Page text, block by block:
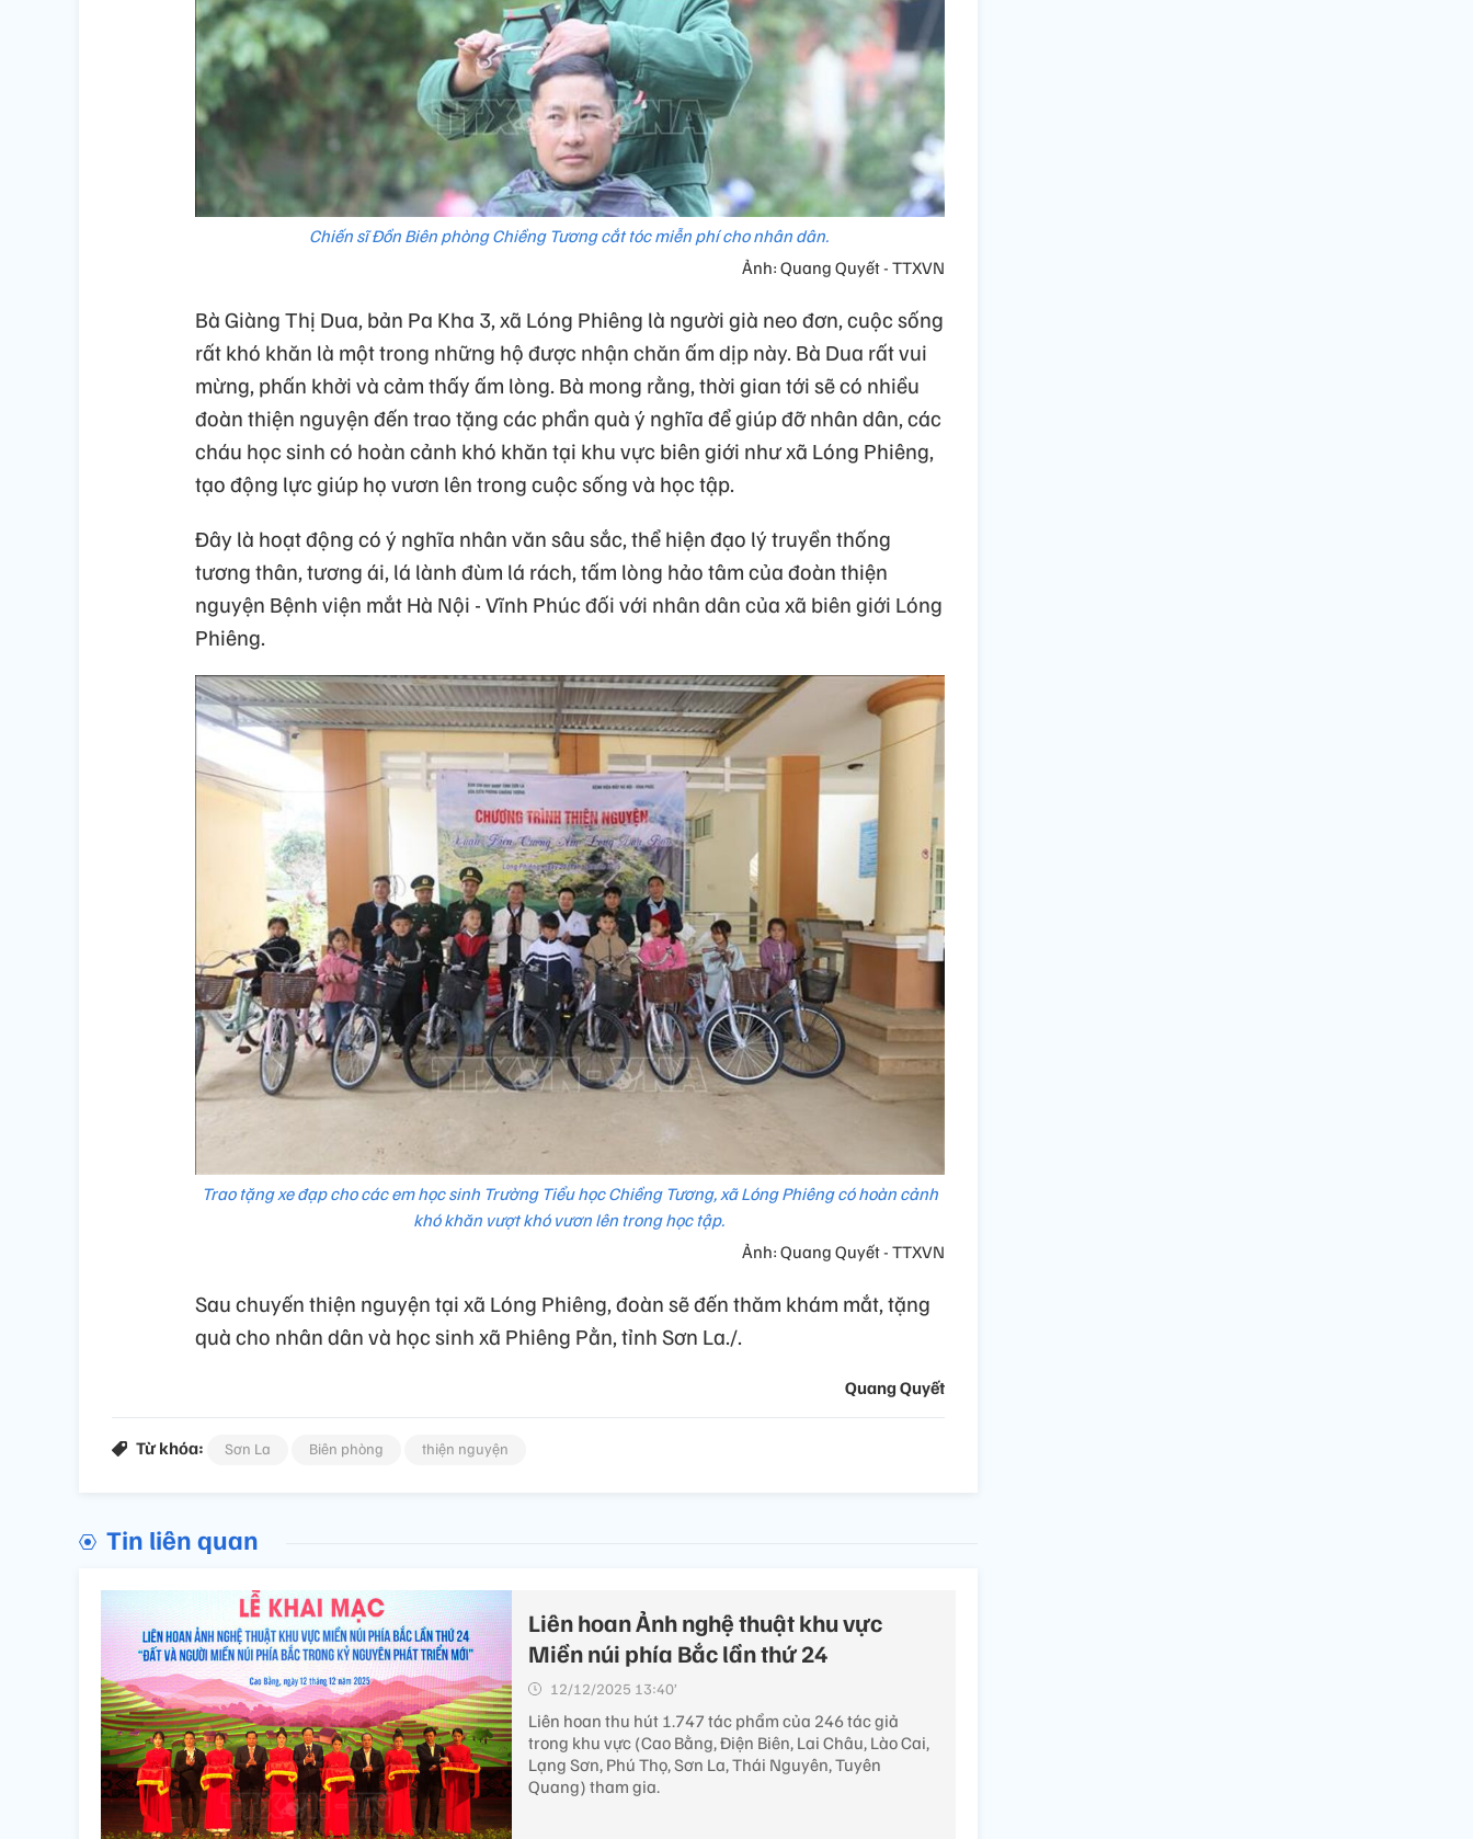
Chiến sĩ Đồn Biên phòng Chiềng Tương cắt tóc miễn phí cho nhân dân.
Ảnh: Quang Quyết - TTXVN
Bà Giàng Thị Dua, bản Pa Kha 3, xã Lóng Phiêng là người già neo đơn, cuộc sống
rất khó khăn là một trong những hộ được nhận chăn ấm dịp này. Bà Dua rất vui
mừng, phấn khởi và cảm thấy ấm lòng. Bà mong rằng, thời gian tới sẽ có nhiều
đoàn thiện nguyện đến trao tặng các phần quà ý nghĩa để giúp đỡ nhân dân, các
cháu học sinh có hoàn cảnh khó khăn tại khu vực biên giới như xã Lóng Phiêng,
tạo động lực giúp họ vươn lên trong cuộc sống và học tập.
Đây là hoạt động có ý nghĩa nhân văn sâu sắc, thể hiện đạo lý truyền thống
tương thân, tương ái, lá lành đùm lá rách, tấm lòng hảo tâm của đoàn thiện
nguyện Bệnh viện mắt Hà Nội - Vĩnh Phúc đối với nhân dân của xã biên giới Lóng
Phiêng.
Trao tặng xe đạp cho các em học sinh Trường Tiểu học Chiềng Tương, xã Lóng Phiêng có hoàn cảnh
khó khăn vượt khó vươn lên trong học tập.
Ảnh: Quang Quyết - TTXVN
Sau chuyến thiện nguyện tại xã Lóng Phiêng, đoàn sẽ đến thăm khám mắt, tặng
quà cho nhân dân và học sinh xã Phiêng Pằn, tỉnh Sơn La./.
Quang Quyết
Từ khóa: Sơn La Biên phòng thiện nguyện
Tin liên quan
Liên hoan Ảnh nghệ thuật khu vực
Miền núi phía Bắc lần thứ 24
12/12/2025 13:40’
Liên hoan thu hút 1.747 tác phẩm của 246 tác giả
trong khu vực (Cao Bằng, Điện Biên, Lai Châu, Lào Cai,
Lạng Sơn, Phú Thọ, Sơn La, Thái Nguyên, Tuyên
Quang) tham gia.